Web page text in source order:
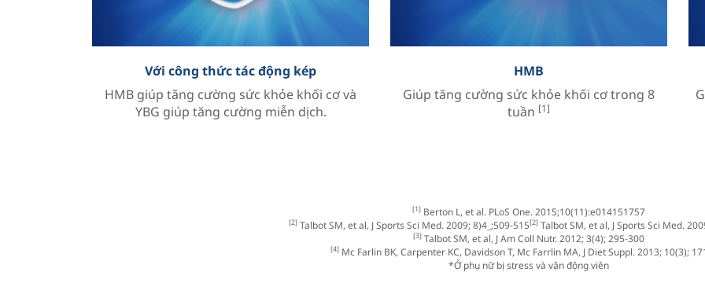
Với công thức tác động kép
HMB giúp tăng cường sức khỏe khối cơ và
YBG giúp tăng cường miễn dịch.
HMB
Giúp tăng cường sức khỏe khối cơ trong 8
tuần [1]
[1] Berton L, et al. PLoS One. 2015;10(11):e014151757
[2]Talbot SM, et al, J Sports Sci Med. 2009; 8)4_;509-515[2]Talbot SM, et al, J Sports Sci Med.
[3] Talbot SM, et al, J Am Coll Nutr. 2012; 3(4); 295-300
[4]Mc Farlin BK, Carpenter KC, Davidson T, Mc Farrlin MA, J Diet Suppl. 2013; 10(3);
*Ở phụ nữ bị stress và vận động viên